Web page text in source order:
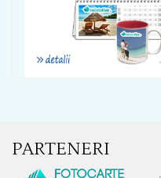
PARTENERI